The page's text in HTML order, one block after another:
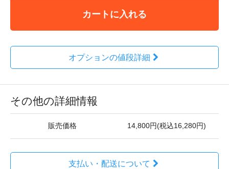
カートに入れる
オプションの値段詳細
その他の詳細情報
販売価格 14,800円(税込16,280円)
支払い・配送について